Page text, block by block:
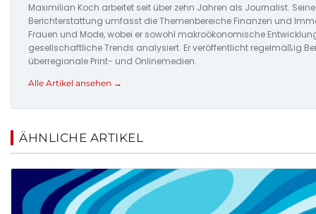
Maximilian Koch arbeitet seit über zehn Jahren als Journalist. Seine
Berichterstattung umfasst die Themenbereiche Finanzen und
Frauen und Mode, wobei er sowohl makroökonomische
gesellschaftliche Trends analysiert. Er veröffentlicht regelmäßig
überregionale Print- und Onlinemedien.
Alle Artikel ansehen →
ÄHNLICHE ARTIKEL